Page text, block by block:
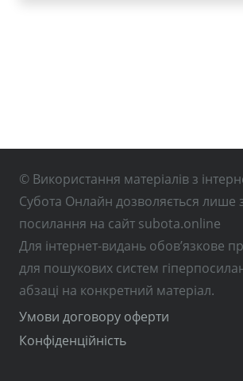
© Використання матеріалів з
Субота Онлайн дозволяється лише
посилання на сайт subota.online
Для інтернет-видань обов’язкове
для пошукових систем
абзаці на конкретний матеріал.
Умови договору оферти
Конфіденційність